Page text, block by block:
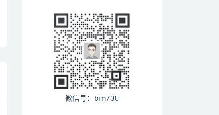
微信号：bim730